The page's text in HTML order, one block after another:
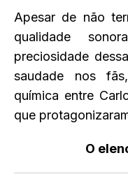
Apesar de não
qualidade
preciosidade
saudade nos
química entre
que
O